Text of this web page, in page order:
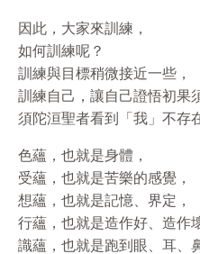
因此，大家來訓練，
如何訓練呢？
訓練與目標稍微接近一些，
訓練自己，讓自己證悟初果
須陀洹聖者看到「我」不存
色蘊，也就是身體，
受蘊，也就是苦樂的感覺，
想蘊，也就是記憶、界定，
行蘊，也就是造作好、造作
識蘊，也就是跑到眼、耳、